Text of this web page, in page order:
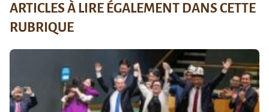
ARTICLES À LIRE ÉGALEMENT DANS CETTE
RUBRIQUE